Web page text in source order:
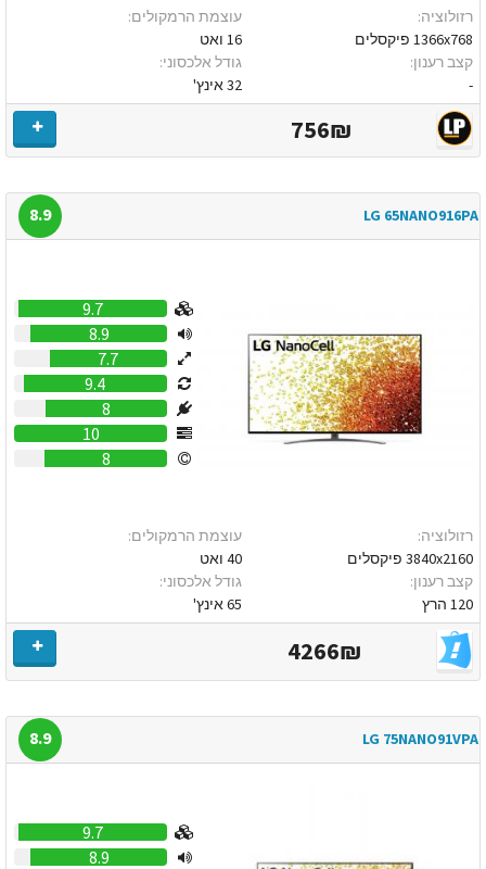
רזולוציה:
1366x768 פיקסלים
קצב רענון:
-
עוצמת הרמקולים:
16 ואט
גודל אלכסוני:
32 אינץ'
756₪
LG 65NANO916PA
8.9
9.7
8.9
7.7
9.4
8
10
8
רזולוציה:
3840x2160 פיקסלים
קצב רענון:
120 הרץ
עוצמת הרמקולים:
40 ואט
גודל אלכסוני:
65 אינץ'
4266₪
LG 75NANO91VPA
8.9
9.7
8.9